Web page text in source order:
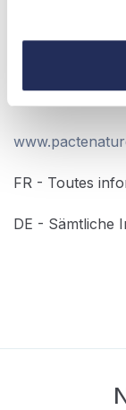
FR - Toutes
DE - Sämtliche